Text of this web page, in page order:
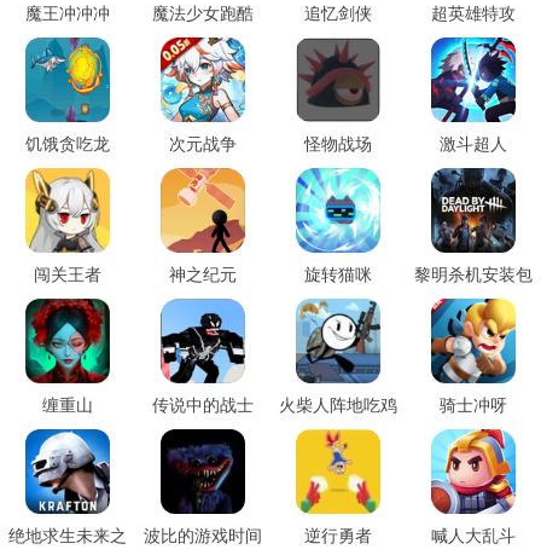
魔王冲冲冲 魔法少女跑酷 追忆剑侠 超英雄特攻
饥饿贪吃龙 次元战争 怪物战场 激斗超人
闯关王者 神之纪元 旋转猫咪 黎明杀机安装包
缠重山 传说中的战士 火柴人阵地吃鸡 骑士冲呀
绝地求生未来之
波比的游戏时间
逆行勇者 喊人大乱斗